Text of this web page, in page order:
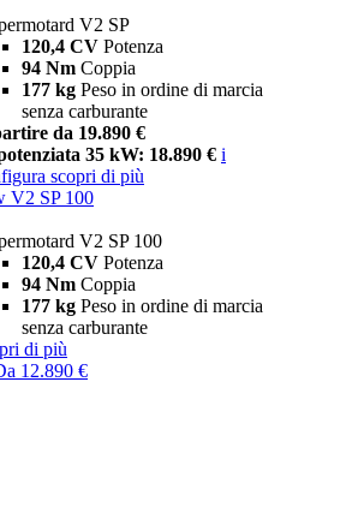
V2 SP
120,4 CV Potenza
94 Nm Coppia
177 kg Peso in ordine di marcia
senza carburante
da 19.890 €
35 kW: 18.890 € i
scopri di più
V2 SP 100
V2 SP 100
120,4 CV Potenza
94 Nm Coppia
177 kg Peso in ordine di marcia
senza carburante
di più
12.890 €